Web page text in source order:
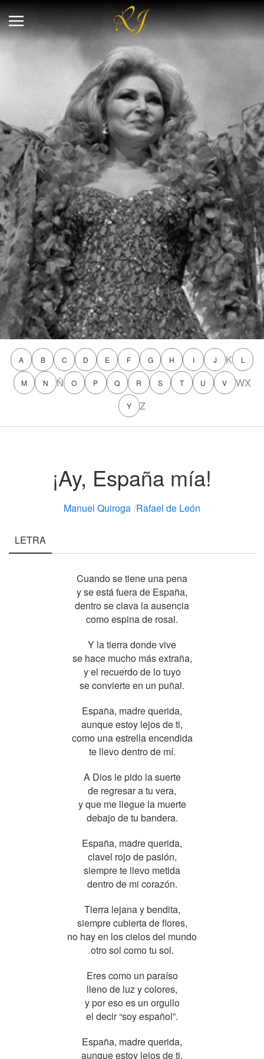
A B C D E F G H I J K L
M N Ñ O P Q R S T U V WX
Y Z
¡Ay, España mía!
Manuel Quiroga /Rafael de León
LETRA
Cuando se tiene una pena
y se está fuera de España,
dentro se clava la ausencia
como espina de rosal.
Y la tierra donde vive
se hace mucho más extraña,
y el recuerdo de lo tuyo
se convierte en un puñal.
España, madre querida,
aunque estoy lejos de ti,
como una estrella encendida
te llevo dentro de mí.
A Dios le pido la suerte
de regresar a tu vera,
y que me llegue la muerte
debajo de tu bandera.
España, madre querida,
clavel rojo de pasión,
siempre te llevo metida
dentro de mi corazón.
Tierra lejana y bendita,
siempre cubierta de flores,
no hay en los cielos del mundo
otro sol como tu sol.
Eres como un paraíso
lleno de luz y colores,
y por eso es un orgullo
el decir “soy español”.
España, madre querida,
aunque estoy lejos de ti,